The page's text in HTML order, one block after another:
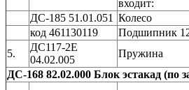
входит:
ДС-185 51.01.051 Колесо
код 461130119
Подшипник
5.
ДС117-2Е
04.02.005
Пружина
ДС-168 82.02.000 Блок эстакад (по